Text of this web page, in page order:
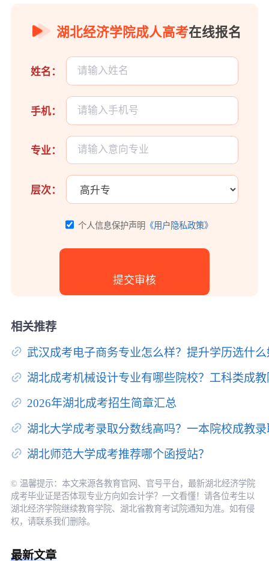
湖北经济学院成人高考在线报名
姓名：
手机：
专业：
层次：
个人信息保护声明 《用户隐私政策》
相关推荐
武汉成考电子商务专业怎么样？提升学历选什
湖北成考机械设计专业有哪些院校？工科类成
2026年湖北成考招生简章汇总
湖北大学成考录取分数线高吗？一本院校成教
湖北师范大学成考推荐哪个函授站？
© 温馨提示：本文来源各教育官网、官号平台，最新湖北经济学院
成考毕业证是否体现专业方向如会计学？一文看懂！请各位考生以
湖北经济学院继续教育学院、湖北省教育考试院通知为准。如有侵
权，请联系我们删除。
最新文章